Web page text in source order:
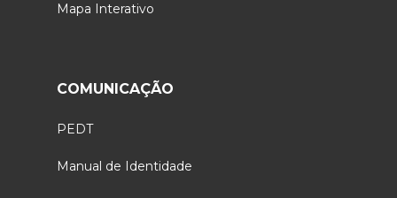
Mapa Interativo
COMUNICAÇÃO
PEDT
Manual de Identidade